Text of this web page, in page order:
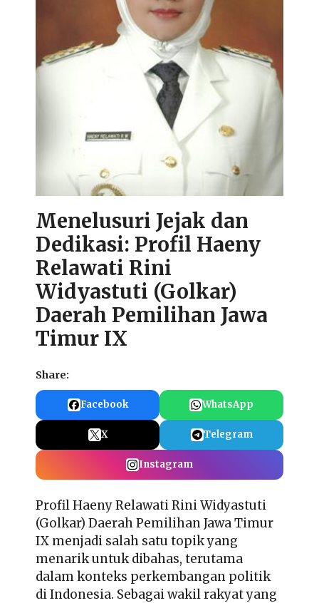
Menelusuri Jejak dan
Dedikasi: Profil Haeny
Relawati Rini
Widyastuti (Golkar)
Daerah Pemilihan Jawa
Timur IX
Share:
Facebook WhatsApp
X Telegram
Instagram
Profil Haeny Relawati Rini Widyastuti
(Golkar) Daerah Pemilihan Jawa Timur
IX menjadi salah satu topik yang
menarik untuk dibahas, terutama
dalam konteks perkembangan politik
di Indonesia. Sebagai wakil rakyat yang